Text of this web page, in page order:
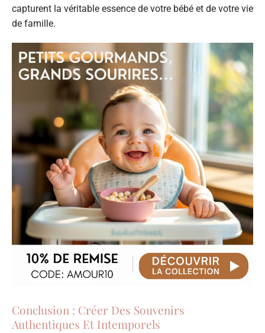
capturent la véritable essence de votre bébé et de votre vie
de famille.
Conclusion : Créer Des Souvenirs
Authentiques Et Intemporels